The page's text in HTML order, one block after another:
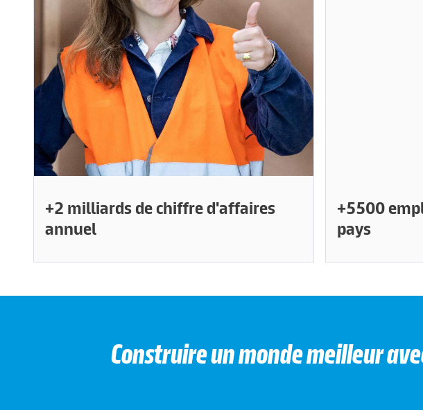
+2 milliards de chiffre d'affaires
annuel
+5500
pays
Construire un monde meilleur